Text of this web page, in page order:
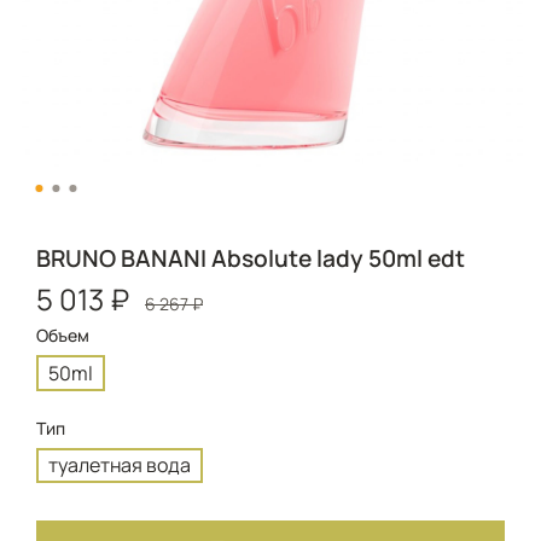
BRUNO BANANI Absolute lady 50ml edt
5 013 ₽
6 267 ₽
Объем
50ml
Тип
туалетная вода